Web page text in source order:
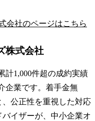
会社のページはこちら
株式会社
計1,000件超の成約実績
企業です。着手金無
公正性を重視した対応
イザーが、中小企業オ